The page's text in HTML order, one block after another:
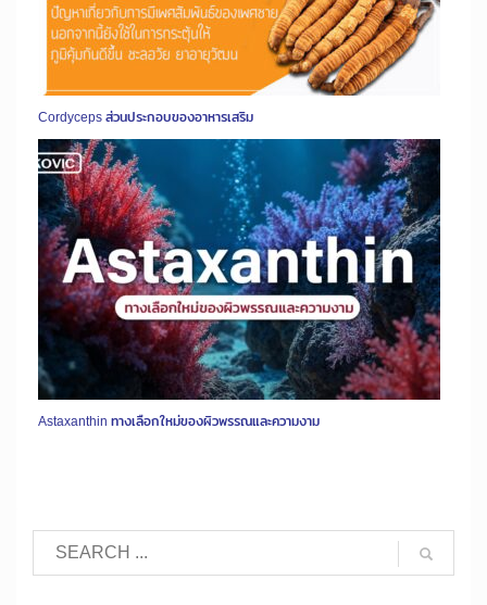
Cordyceps ส่วนประกอบของอาหารเสริม
Astaxanthin ทางเลือกใหม่ของผิวพรรณและความงาม